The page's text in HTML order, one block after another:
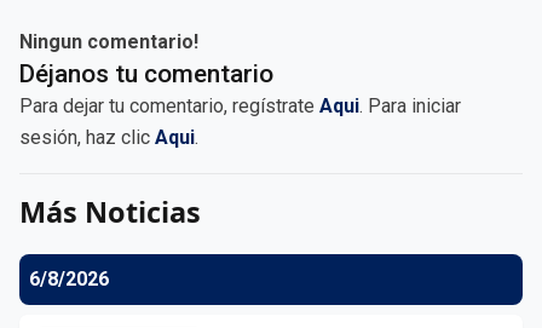
Ningun comentario!
Déjanos tu comentario
Para dejar tu comentario, regístrate Aqui. Para iniciar
sesión, haz clic Aqui.
Más Noticias
6/8/2026